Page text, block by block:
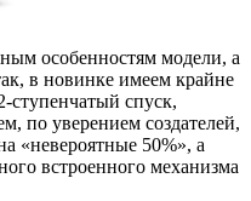
особенностям модели, а
в новинке имеем крайне
ступенчатый спуск,
по уверением создателей,
«невероятные 50%», а
встроенного механизма